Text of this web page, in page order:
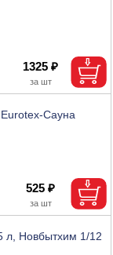
1325 ₽
Eurotex-Сауна
525 ₽
л, Новбытхим 1/12